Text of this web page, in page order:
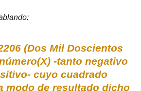
(Dos Mil Doscientos
-tanto negativo
cuyo cuadrado
modo de resultado dicho